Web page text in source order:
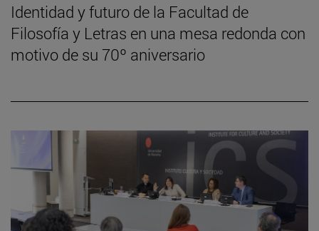
Identidad y futuro de la Facultad de
Filosofía y Letras en una mesa redonda con
motivo de su 70º aniversario